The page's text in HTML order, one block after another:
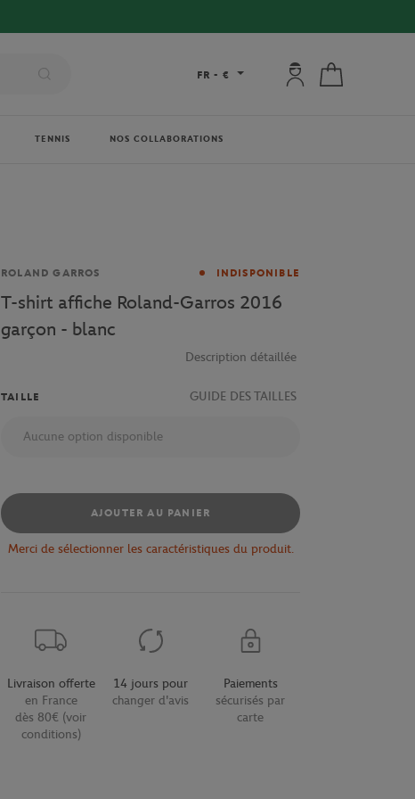
FR - € Mon compte : se
TENNIS NOS COLLABORATIONS
Marque
ROLAND GARROS INDISPONIBLE
T-shirt affiche Roland-Garros 2016
garçon - blanc
Description détaillée
TAILLE GUIDE DES TAILLES
Aucune option disponible
AJOUTER AU PANIER
Merci de sélectionner les caractéristiques du produit.
Livraison offerte
en France
dès 80€ (voir
conditions)
14 jours pour
changer d'avis
Paiements
sécurisés par
carte